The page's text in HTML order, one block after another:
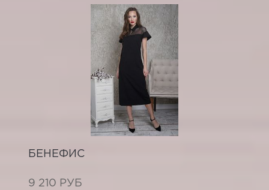
БЕНЕФИС
9 210 РУБ